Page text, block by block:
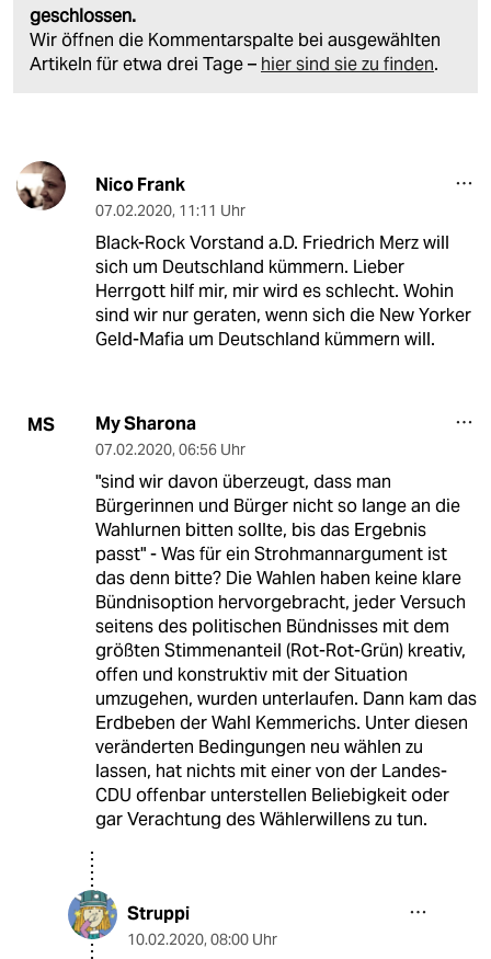
geschlossen.
Wir öffnen die Kommentarspalte bei ausgewählten
Artikeln für etwa drei Tage – hier sind sie zu finden.
Nico Frank
07.02.2020, 11:11 Uhr
Black-Rock Vorstand a.D. Friedrich Merz will
sich um Deutschland kümmern. Lieber
Herrgott hilf mir, mir wird es schlecht. Wohin
sind wir nur geraten, wenn sich die New Yorker
Geld-Mafia um Deutschland kümmern will.
MS My Sharona
07.02.2020, 06:56 Uhr
"sind wir davon überzeugt, dass man
Bürgerinnen und Bürger nicht so lange an die
Wahlurnen bitten sollte, bis das Ergebnis
passt" - Was für ein Strohmannargument ist
das denn bitte? Die Wahlen haben keine klare
Bündnisoption hervorgebracht, jeder Versuch
seitens des politischen Bündnisses mit dem
größten Stimmenanteil (Rot-Rot-Grün) kreativ,
offen und konstruktiv mit der Situation
umzugehen, wurden unterlaufen. Dann kam das
Erdbeben der Wahl Kemmerichs. Unter diesen
veränderten Bedingungen neu wählen zu
lassen, hat nichts mit einer von der Landes-
CDU offenbar unterstellen Beliebigkeit oder
gar Verachtung des Wählerwillens zu tun.
Struppi
10.02.2020, 08:00 Uhr